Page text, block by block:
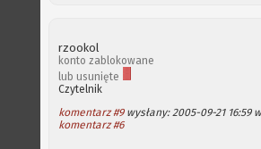
rzookol
konto zablokowane
lub usunięte
Czytelnik
komentarz #9wysłany: 2005-09-21 16:59
komentarz #6